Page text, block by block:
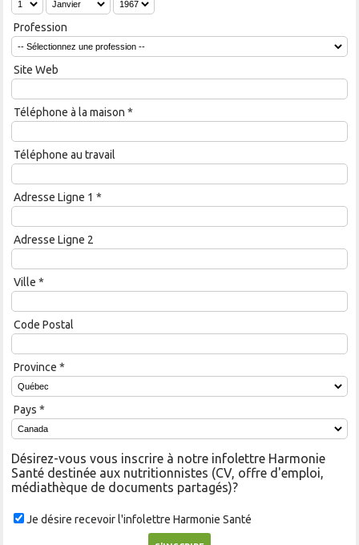
Profession
Site Web
Téléphone à la maison *
Téléphone au travail
Adresse Ligne 1 *
Adresse Ligne 2
Ville *
Code Postal
Province *
Pays *
Désirez-vous vous inscrire à notre infolettre Harmonie
Santé destinée aux nutritionnistes (CV, offre d'emploi,
médiathèque de documents partagés)?
Je désire recevoir l'infolettre Harmonie Santé